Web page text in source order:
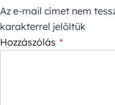
Az e-mail címet nem
karakterrel jelöltük
Hozzászólás *